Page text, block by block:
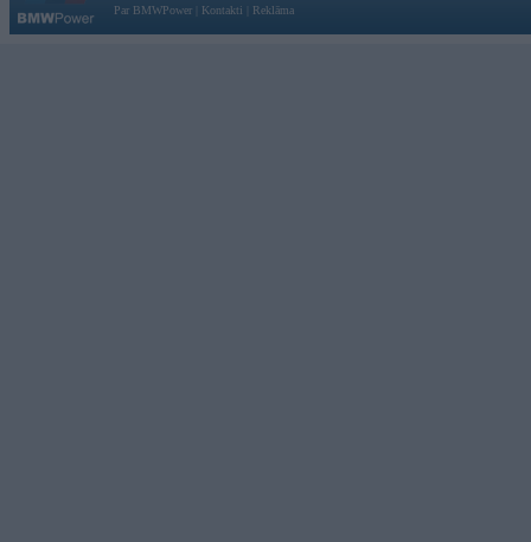
Par BMWPower
Kontakti Reklāma